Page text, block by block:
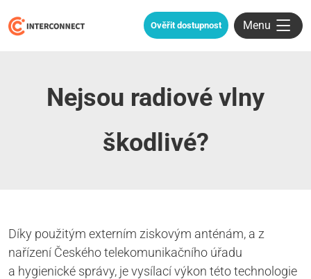
Ověřit dostupnost Menu
Nejsou radiové vlny
škodlivé?
Díky použitým externím ziskovým anténám, a z
nařízení Českého telekomunikačního úřadu
a hygienické správy, je vysílací výkon této technologie